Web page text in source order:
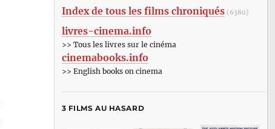
Index de tous les films chroniqués (6380)
livres-cinema.info
>> Tous les livres sur le cinéma
cinemabooks.info
>> English books on cinema
3 FILMS AU HASARD